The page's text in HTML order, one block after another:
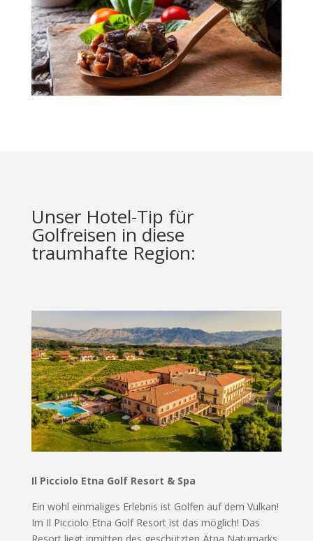
Unser Hotel-Tip für
Golfreisen in diese
traumhafte Region:
Il Picciolo Etna Golf Resort & Spa
Ein wohl einmaliges Erlebnis ist Golfen auf dem Vulkan!
Im Il Picciolo Etna Golf Resort ist das möglich! Das
Resort liegt inmitten des geschützten Ätna Naturparks,